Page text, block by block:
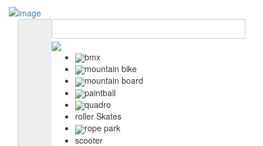
bmx
mountain bike
mountain board
paintball
quadro
roller Skates
rope park
scooter